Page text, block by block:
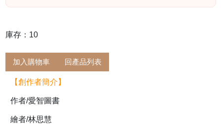
庫存：10
加入購物車 回產品列表
【創作者簡介】
作者/愛智圖書
繪者/林思慧